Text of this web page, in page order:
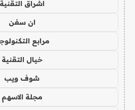
اشراق التقنية
ان سفن
مرابع
خيال التقنية
شوف ويب
مجلة الاسهم